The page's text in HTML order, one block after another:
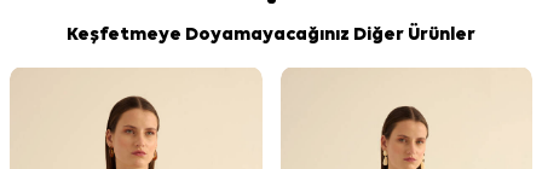
Keşfetmeye Doyamayacağınız Diğer Ürünler